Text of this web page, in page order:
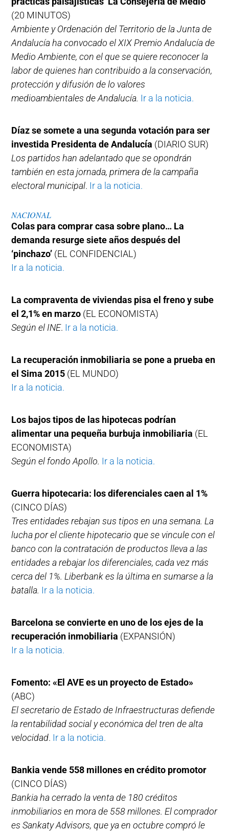
(20 MINUTOS)
Ambiente y Ordenación del Territorio de la Junta de
Andalucía ha convocado el XIX Premio Andalucía de
Medio Ambiente, con el que se quiere reconocer la
labor de quienes han contribuido a la conservación,
protección y difusión de lo valores
medioambientales de Andalucía. Ir a la noticia.
Díaz se somete a una segunda votación para ser
investida Presidenta de Andalucía (DIARIO SUR)
Los partidos han adelantado que se opondrán
también en esta jornada, primera de la campaña
electoral municipal. Ir a la noticia.
NACIONAL
Colas para comprar casa sobre plano… La
demanda resurge siete años después del
‘pinchazo’ (EL CONFIDENCIAL)
Ir a la noticia.
La compraventa de viviendas pisa el freno y sube
el 2,1% en marzo (EL ECONOMISTA)
Según el INE. Ir a la noticia.
La recuperación inmobiliaria se pone a prueba en
el Sima 2015 (EL MUNDO)
Ir a la noticia.
Los bajos tipos de las hipotecas podrían
alimentar una pequeña burbuja inmobiliaria (EL
ECONOMISTA)
Según el fondo Apollo. Ir a la noticia.
Guerra hipotecaria: los diferenciales caen al 1%
(CINCO DÍAS)
Tres entidades rebajan sus tipos en una semana. La
lucha por el cliente hipotecario que se vincule con el
banco con la contratación de productos lleva a las
entidades a rebajar los diferenciales, cada vez más
cerca del 1%. Liberbank es la última en sumarse a la
batalla. Ir a la noticia.
Barcelona se convierte en uno de los ejes de la
recuperación inmobiliaria (EXPANSIÓN)
Ir a la noticia.
Fomento: «El AVE es un proyecto de Estado»
(ABC)
El secretario de Estado de Infraestructuras defiende
la rentabilidad social y económica del tren de alta
velocidad. Ir a la noticia.
Bankia vende 558 millones en crédito promotor
(CINCO DÍAS)
Bankia ha cerrado la venta de 180 créditos
inmobiliarios en mora de 558 millones. El comprador
es Sankaty Advisors, que ya en octubre compró le